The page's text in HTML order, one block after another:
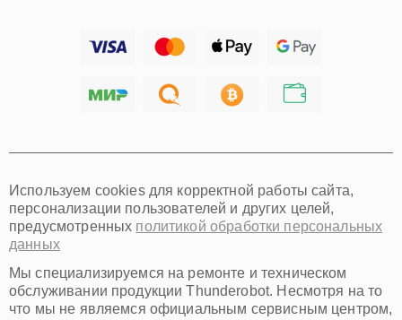
Хабаровск
Иркутск
Омск
Красноярск
Пермь
Ульяновск
Киров
Архангельск
Астрахань
Используем cookies для корректной работы сайта,
персонализации пользователей и других целей,
предусмотренных политикой обработки персональных
данных
Мы специализируемся на ремонте и техническом
обслуживании продукции Thunderobot. Несмотря на то
что мы не являемся официальным сервисным центром,